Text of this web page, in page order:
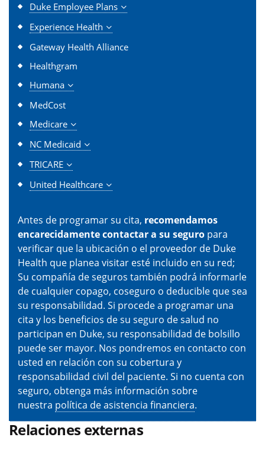
Duke Employee Plans
Experience Health
Gateway Health Alliance
Healthgram
Humana
MedCost
Medicare
NC Medicaid
TRICARE
United Healthcare
Antes de programar su cita, recomendamos
encarecidamente contactar a su seguro para
verificar que la ubicación o el proveedor de Duke
Health que planea visitar esté incluido en su red;
Su compañía de seguros también podrá informarle
de cualquier copago, coseguro o deducible que sea
su responsabilidad. Si procede a programar una
cita y los beneficios de su seguro de salud no
participan en Duke, su responsabilidad de bolsillo
puede ser mayor. Nos pondremos en contacto con
usted en relación con su cobertura y
responsabilidad civil del paciente. Si no cuenta con
seguro, obtenga más información sobre
nuestra política de asistencia financiera.
Relaciones externas